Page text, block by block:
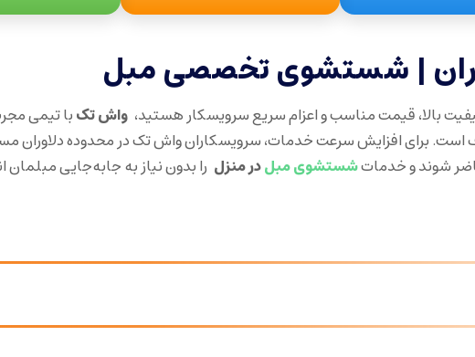
| شستشوی تخصصی مبل
بالا، قیمت مناسب و اعزام سریع سرویسکار هستید، واش تکبا تیمی
است. برای افزایش سرعت خدمات، سرویسکاران واش تک در محدوده دلاوران
شوند و خدماتشستشوی مبلدر منزل را بدون نیاز به جابه‌جایی مبلمان